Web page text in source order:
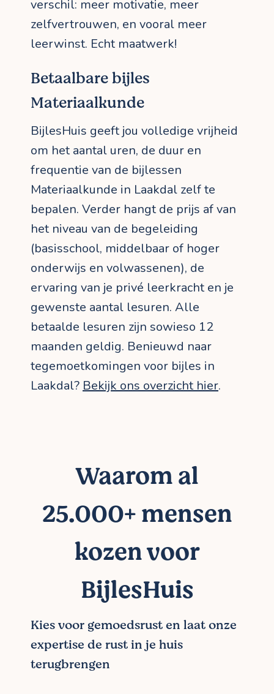
verschil: meer motivatie, meer
zelfvertrouwen, en vooral meer
leerwinst. Echt maatwerk!
Betaalbare bijles
Materiaalkunde
BijlesHuis geeft jou volledige vrijheid
om het aantal uren, de duur en
frequentie van de bijlessen
Materiaalkunde in Laakdal zelf te
bepalen. Verder hangt de prijs af van
het niveau van de begeleiding
(basisschool, middelbaar of hoger
onderwijs en volwassenen), de
ervaring van je privé leerkracht en je
gewenste aantal lesuren. Alle
betaalde lesuren zijn sowieso 12
maanden geldig. Benieuwd naar
tegemoetkomingen voor bijles in
Laakdal? Bekijk ons overzicht hier.
Waarom al
25.000+ mensen
kozen voor
BijlesHuis
Kies voor gemoedsrust en laat onze
expertise de rust in je huis
terugbrengen